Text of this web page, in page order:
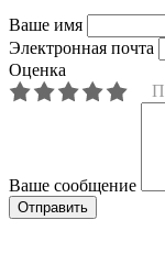
Ваше имя
Электронная почта
Оценка
Ваше сообщение